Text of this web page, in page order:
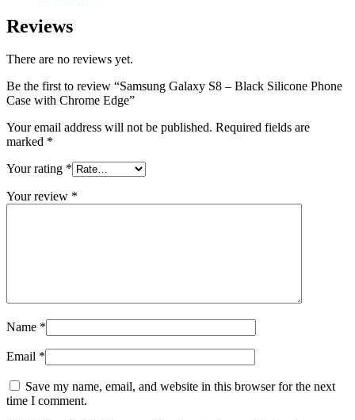
Reviews
There are no reviews yet.
Be the first to review “Samsung Galaxy S8 – Black Silicone Phone
Case with Chrome Edge”
Your email address will not be published. Required fields are
marked *
Your rating *
Your review *
Name *
Email *
Save my name, email, and website in this browser for the next
time I comment.